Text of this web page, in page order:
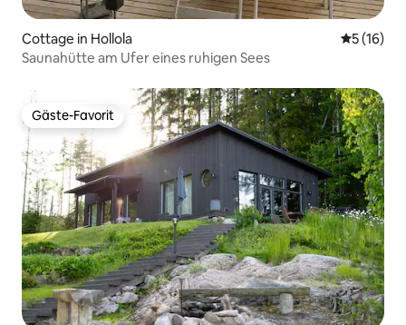
Cottage in Hollola
5 (16)
Saunahütte am Ufer eines ruhigen Sees
Gäste-Favorit
Gäste-Favorit